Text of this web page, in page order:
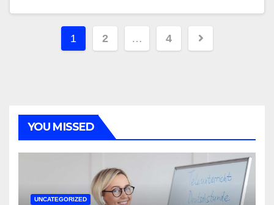
Seitennummerierung
1 2 … 4
YOU MISSED
UNCATEGORIZED